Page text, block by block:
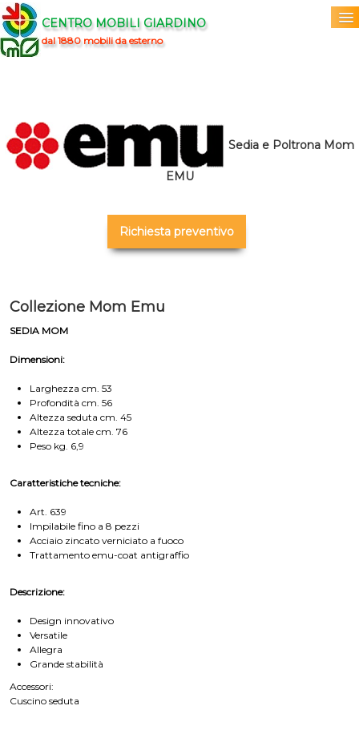
CENTRO MOBILI GIARDINO
dal 1880 mobili da esterno
Marchi▼
Sedia e Poltrona Mom
EMU
Richiesta preventivo
Collezione Mom Emu
SEDIA MOM
Dimensioni:
Larghezza cm. 53
Profondità cm. 56
Altezza seduta cm. 45
Altezza totale cm. 76
Peso kg. 6,9
Caratteristiche tecniche:
Art. 639
Impilabile fino a 8 pezzi
Acciaio zincato verniciato a fuoco
Trattamento emu-coat antigraffio
Descrizione:
Design innovativo
Versatile
Allegra
Grande stabilità
Accessori:
Cuscino seduta